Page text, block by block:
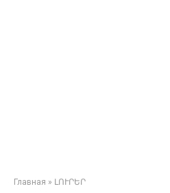
Главная » ԼՈՒՐԵՐ